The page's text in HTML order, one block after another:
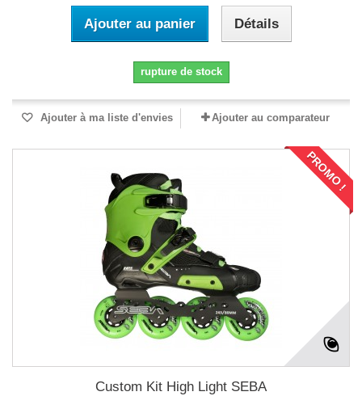
Ajouter au panier Détails
rupture de stock
Ajouter à ma liste d'envies Ajouter au comparateur
PROMO !
Custom Kit High Light SEBA